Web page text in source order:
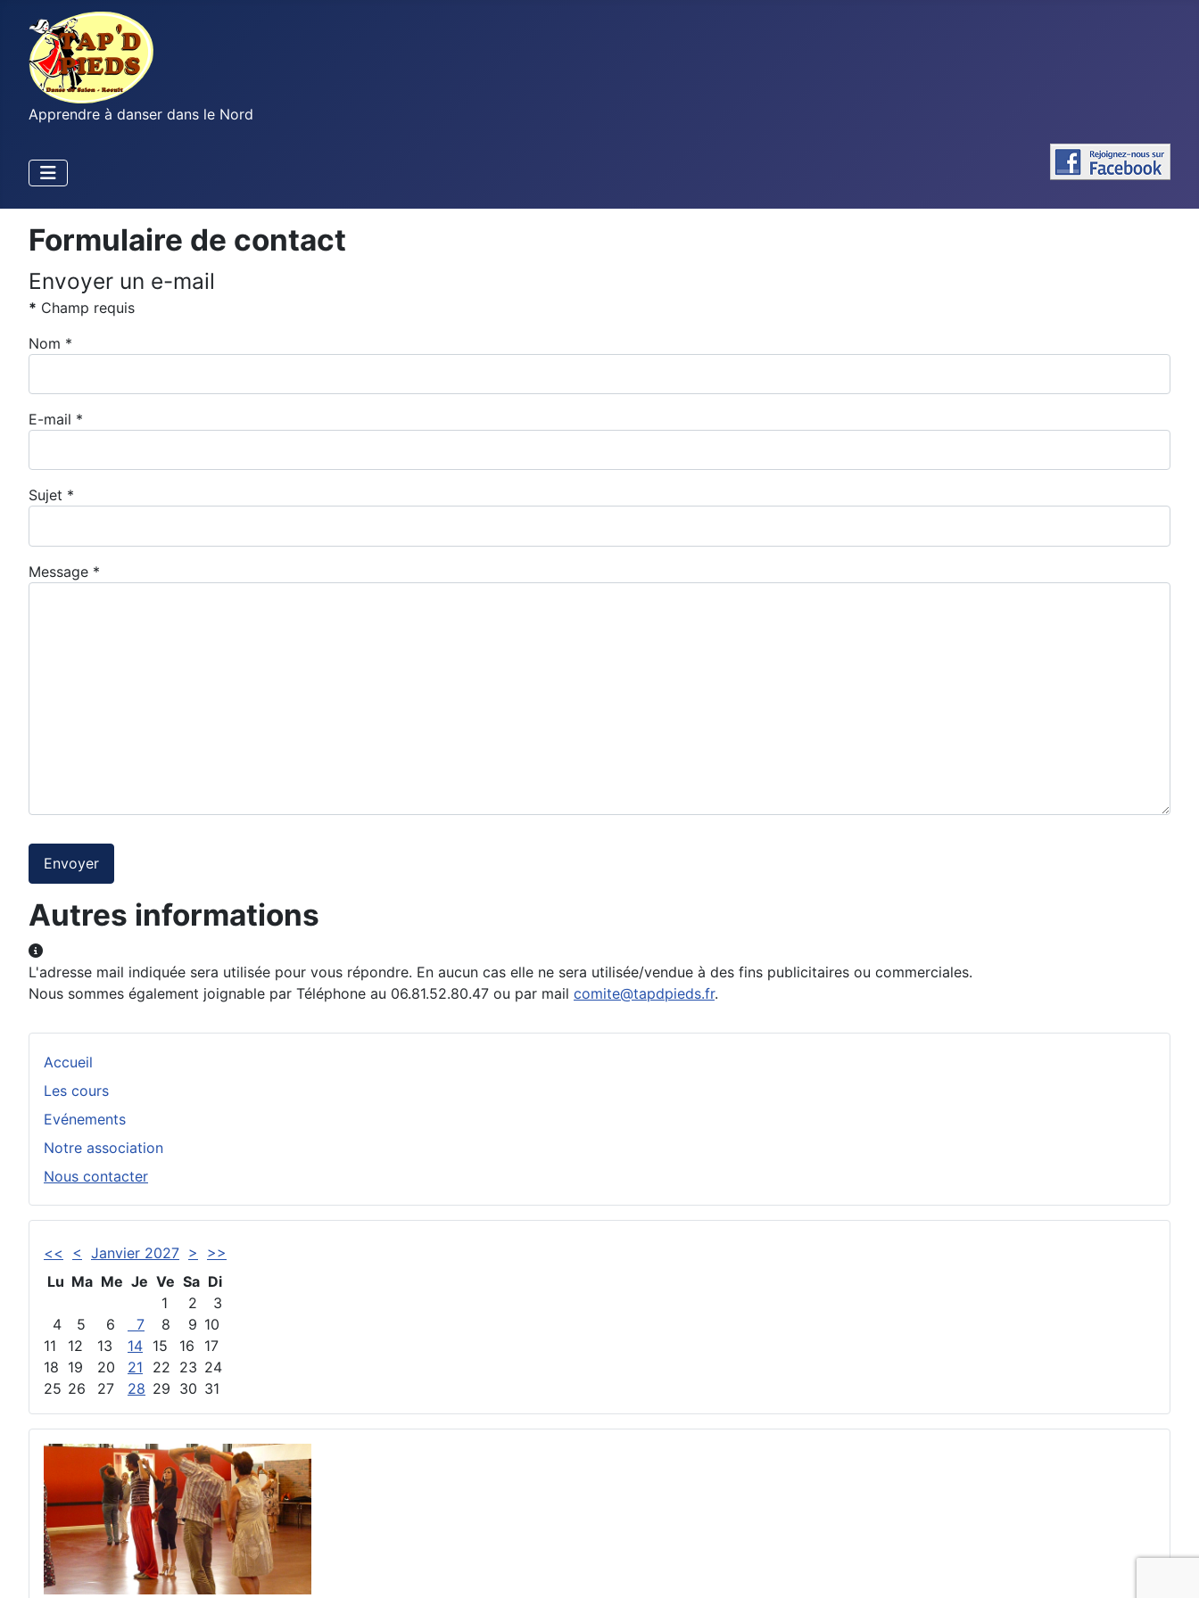
Apprendre à danser dans le Nord
Accueil
Les cours
Evénements
Notre association
Nous contacter
<< < Janvier 2027 >
>>
Lu Ma Me Je Ve Sa Di
1
2
3
4
5 6 7 8 9 10
11
12 13 14 15 16
17
18 19 20 21 22 23 24
25 26 27 28 29 30 31
Formulaire de contact
Envoyer un e-mail
* Champ requis
Nom *
E-mail *
Sujet *
Message *
Envoyer
Autres informations
Autres informations
L'adresse mail indiquée sera utilisée pour vous répondre. En aucun cas elle ne sera utilisée/vendue à des fins publicitaires ou commerciales.
Nous sommes également joignable par Téléphone au 06.81.52.80.47 ou par mail comite@tapdpieds.fr.